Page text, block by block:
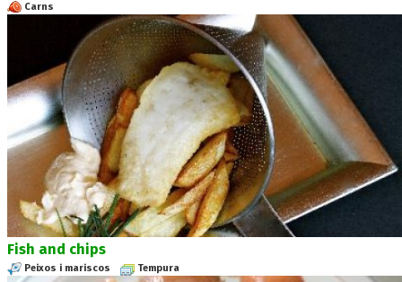
Carns
Fish and chips
Peixos i mariscos Tempura